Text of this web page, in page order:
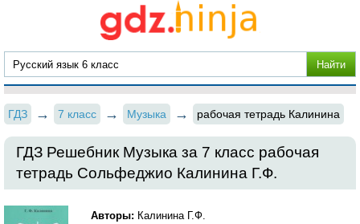
ГДЗ 7 класс Музыка рабочая тетрадь Калинина
ГДЗ Решебник Музыка за 7 класс рабочая
тетрадь Сольфеджио Калинина Г.Ф.
Авторы: Калинина Г.Ф.